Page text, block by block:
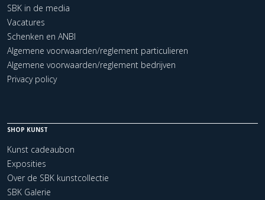
SBK in de media
Vacatures
Schenken en ANBI
Algemene voorwaarden/reglement particulieren
Algemene voorwaarden/reglement bedrijven
Privacy policy
SHOP KUNST
Kunst cadeaubon
Exposities
Over de SBK kunstcollectie
SBK Galerie